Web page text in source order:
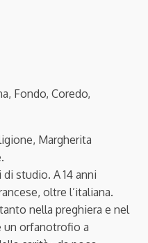
Fondo, Coredo,
Margherita
studio. A 14 anni
oltre l’italiana.
nella preghiera e nel
un orfanotrofio a